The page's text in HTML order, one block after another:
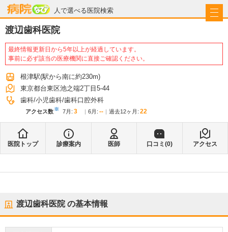
人で選べる医院検索
病院なび
渡辺歯科医院
最終情報更新日から5年以上が経過しています。
事前に必ず該当の医療機関に直接ご確認ください。
根津駅(駅から南に約230m)
東京都台東区池之端2丁目5-44
歯科 小児歯科 歯科口腔外科
アクセス数※ 7月 : 3 6月 : -- 過去12ヶ月: 22
医院トップ 診療案内 医師 口コミ(0) アクセス
渡辺歯科医院の基本情報